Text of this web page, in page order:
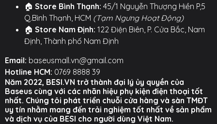
🏠 Store Bình Thạnh: 45/1 Nguyễn Thượng Hiền P,5
Q.Bình Thạnh, HCM (Tạm Ngưng Hoạt Động)
🏠 Store Nam Định: 122 Điện Biên, P. Cửa Bắc, Nam
Định, Thành phố Nam Định
Email: baseusmall.vn@gmail.com
Hotline HCM: 0769 8888 39
Năm 2022, BESI.VN trở thành đại lý ủy quyền của
Baseus cùng với các nhãn hiệu phụ kiện điện thoại tốt
nhất. Chúng tôi phát triển chuỗi cửa hàng và sàn TMĐT
uy tín nhằm mang đến trải nghiệm tốt nhất về sản phẩm
và dịch vụ của BESI cho người dùng Việt Nam.